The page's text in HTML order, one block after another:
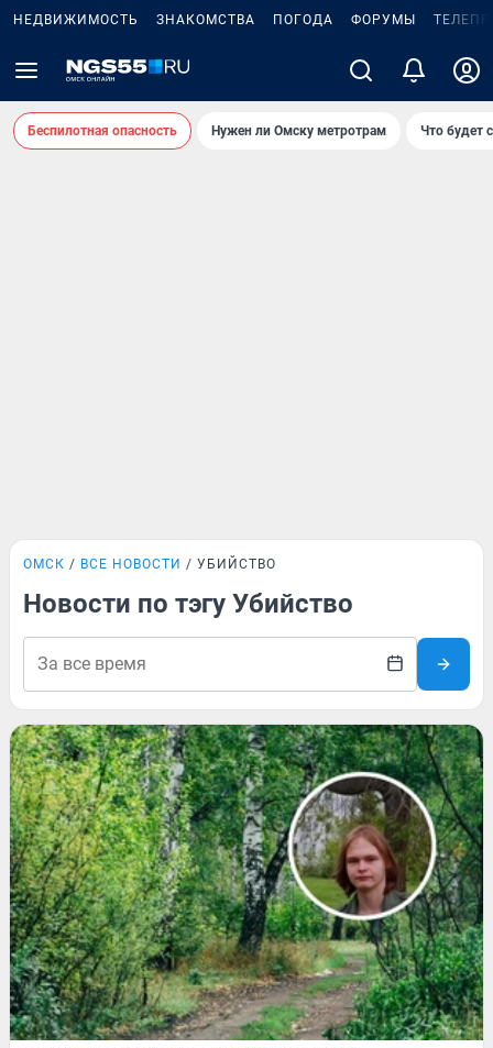
НЕДВИЖИМОСТЬ ЗНАКОМСТВА ПОГОДА ФОРУМЫ
Беспилотная опасность Нужен ли Омску метротрам Что будет
ОМСК ВСЕ НОВОСТИ УБИЙСТВО
Новости по тэгу Убийство